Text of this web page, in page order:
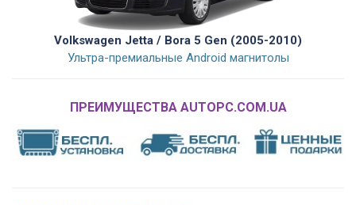
Volkswagen Jetta / Bora 5 Gen (2005-2010)
Ультра-премиальные Android магнитолы
ПРЕИМУЩЕСТВА AUTOPC.COM.UA